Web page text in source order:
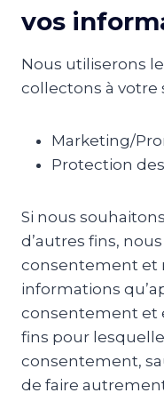
vos
Nous utiliserons
collectons à votre
Marketing/
Protection
Si nous
d’autres fins,
consentement et
informations
consentement et
fins pour
consentement,
de faire